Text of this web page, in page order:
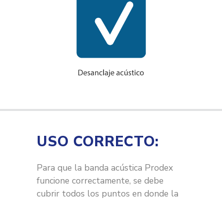
USO CORRECTO:
Para que la banda acústica Prodex
funcione correctamente, se debe
cubrir todos los puntos en donde la